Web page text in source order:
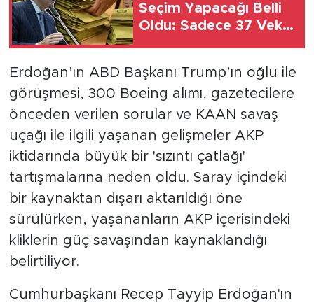
Seçim Yapacağı Belli
Oldu: Sadece 37 Vekil
Erdoğan’ın ABD Başkanı Trump’ın oğlu ile
görüşmesi, 300 Boeing alımı, gazetecilere
önceden verilen sorular ve KAAN savaş
uçağı ile ilgili yaşanan gelişmeler AKP
iktidarında büyük bir 'sızıntı çatlağı'
tartışmalarına neden oldu. Saray içindeki
bir kaynaktan dışarı aktarıldığı öne
sürülürken, yaşananların AKP içerisindeki
kliklerin güç savaşından kaynaklandığı
belirtiliyor.
Cumhurbaşkanı Recep Tayyip Erdoğan'ın
EKONOMİ
SPOR
KÜLTÜR SANAT
YAŞAM
TARİHTEN GÜNÜMÜZE
TARİH
KADIN